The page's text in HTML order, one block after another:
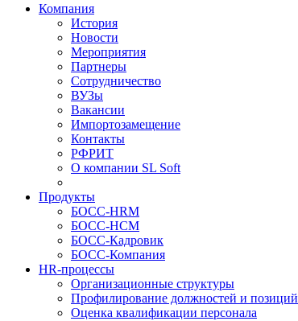
Компания
История
Новости
Мероприятия
Партнеры
Сотрудничество
ВУЗы
Вакансии
Импортозамещение
Контакты
РФРИТ
О компании SL Soft
Продукты
БОСС-HRM
БОСС-HCM
БОСС-Кадровик
БОСС-Компания
HR-процессы
Организационные структуры
Профилирование должностей и позиций
Оценка квалификации персонала